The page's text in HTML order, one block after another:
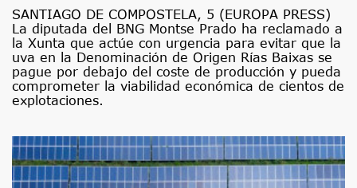
SANTIAGO DE COMPOSTELA, 5 (EUROPA PRESS)
La diputada del BNG Montse Prado ha reclamado a
la Xunta que actúe con urgencia para evitar que la
uva en la Denominación de Origen Rías Baixas se
pague por debajo del coste de producción y pueda
comprometer la viabilidad económica de cientos de
explotaciones.